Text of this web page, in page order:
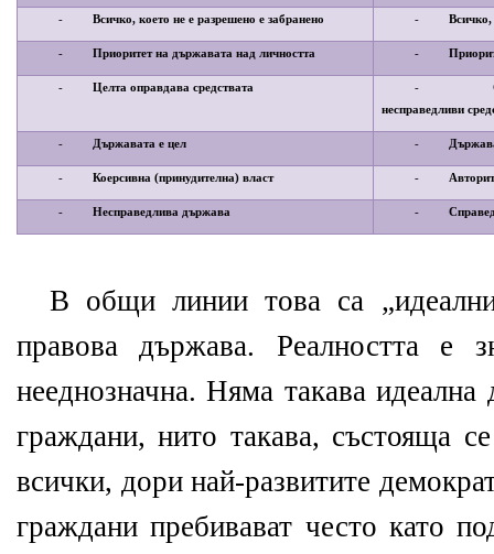
- Всичко, което не е разрешено е забранено - Всичко,
- Приоритет на държавата над личността -
- Целта оправдава средствата -
несправедливи
- Държавата е цел -
- Коерсивна (принудителна) власт -
- Несправедлива държава -
В общи линии това са
правова държава. Реалността е
нееднозначна. Няма такава
граждани, нито такава, състояща
всички, дори най-развитите
граждани пребивават често като